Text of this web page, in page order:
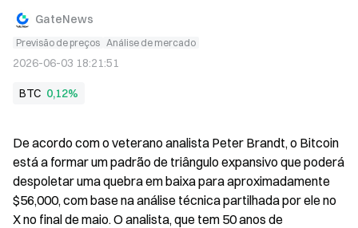
GateNews
Previsão de preços Análise de mercado
2026-06-03 18:21:51
BTC 0,12%
De acordo com o veterano analista Peter Brandt, o Bitcoin
está a formar um padrão de triângulo expansivo que poderá
despoletar uma quebra em baixa para aproximadamente
$56,000, com base na análise técnica partilhada por ele no
X no final de maio. O analista, que tem 50 anos de